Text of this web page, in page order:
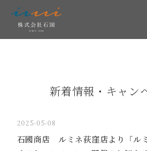
新着情報・キャン
2025-05-08
石國商店 ルミネ荻窪店より「ル